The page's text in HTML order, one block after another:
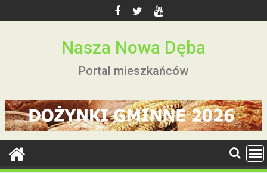
to
Nasza Nowa Dęba
Portal mieszkańców